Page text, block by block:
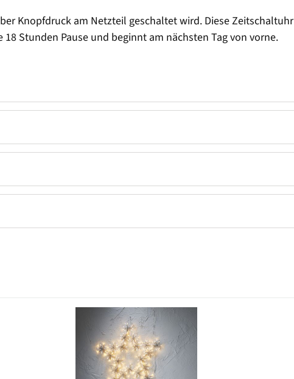
Knopfdruck am Netzteil geschaltet wird. Diese
Stunden Pause und beginnt am nächsten Tag von vorne.